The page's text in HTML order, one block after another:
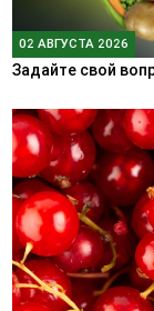
02 АВГУСТА 2026
Задайте свой